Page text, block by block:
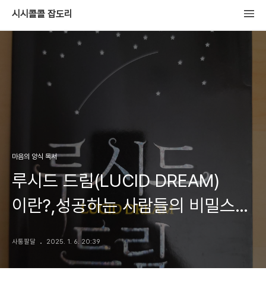
시시콜콜 잡도리
마음의 양식 독서
루시드 드림(LUCID DREAM)
이란?,성공하는 사람들의 비밀스런
사통팔달 2025. 1. 6. 20:39